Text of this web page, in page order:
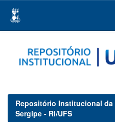
navigation
Repositório Institucional da
Sergipe - RI/UFS